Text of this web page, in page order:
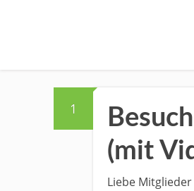
1
(mit
Liebe